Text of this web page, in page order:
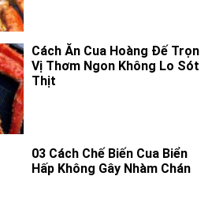
Cách Ăn Cua Hoàng Đế Trọn
Vị Thơm Ngon Không Lo Sót
Thịt
03 Cách Chế Biến Cua Biển
Hấp Không Gây Nhàm Chán